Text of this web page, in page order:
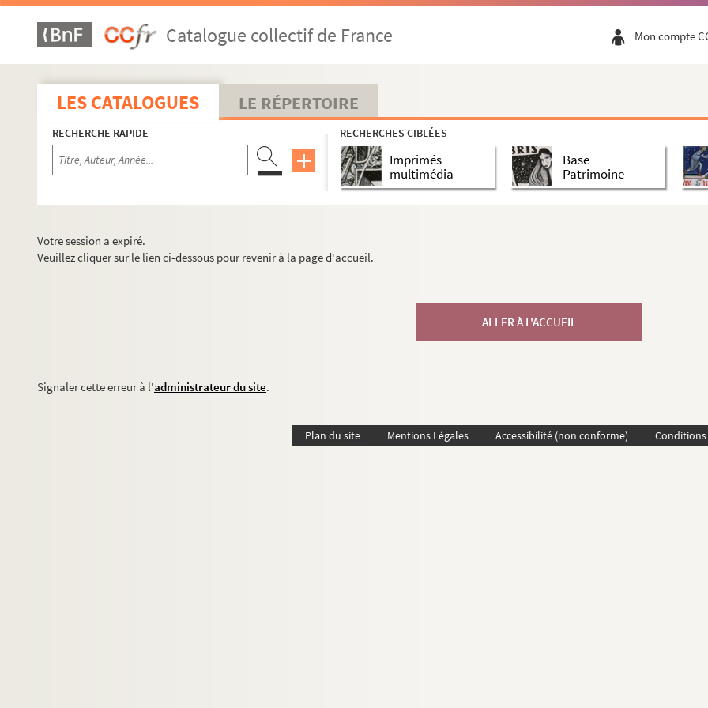
Catalogue collectif de France Mon compte
LES CATALOGUES LE RÉPERTOIRE
RECHERCHE RAPIDE RECHERCHES CIBLÉES
Imprimés
multimédia
Base
Patrimoine
Votre session a expiré.
Veuillez cliquer sur le lien ci-dessous pour revenir à la page d'accueil.
ALLER À L'ACCUEIL
Signaler cette erreur à l'administrateur du site.
Plan du site Mentions Légales Accessibilité (non conforme)